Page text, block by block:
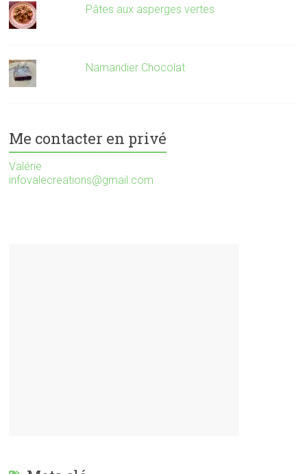
Pâtes aux asperges vertes
Namandier Chocolat
Me contacter en privé
Valérie
infovalecreations@gmail.com